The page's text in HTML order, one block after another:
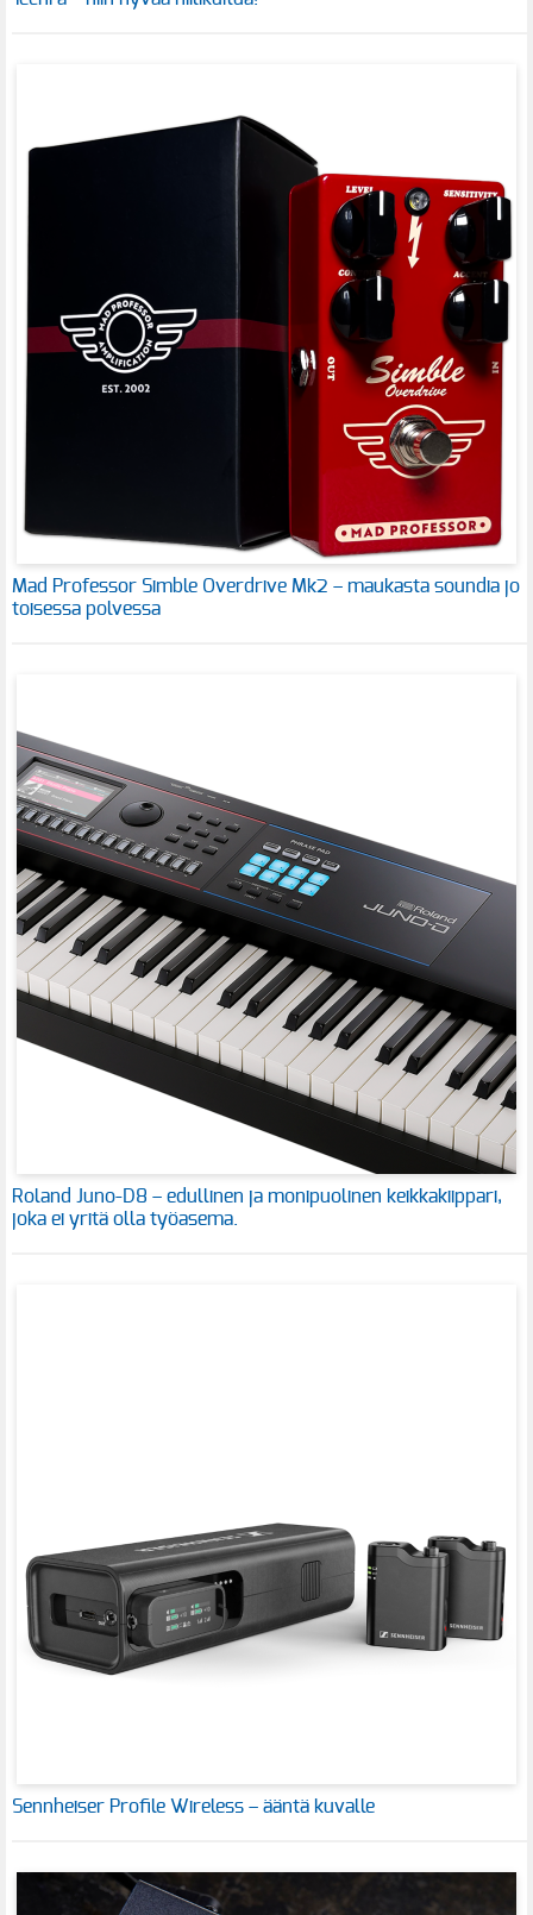
Mad Professor Simble Overdrive Mk2 – maukasta soundia jo
toisessa polvessa
Roland Juno-D8 – edullinen ja monipuolinen keikkakiippari,
joka ei yritä olla työasema.
Sennheiser Profile Wireless – ääntä kuvalle